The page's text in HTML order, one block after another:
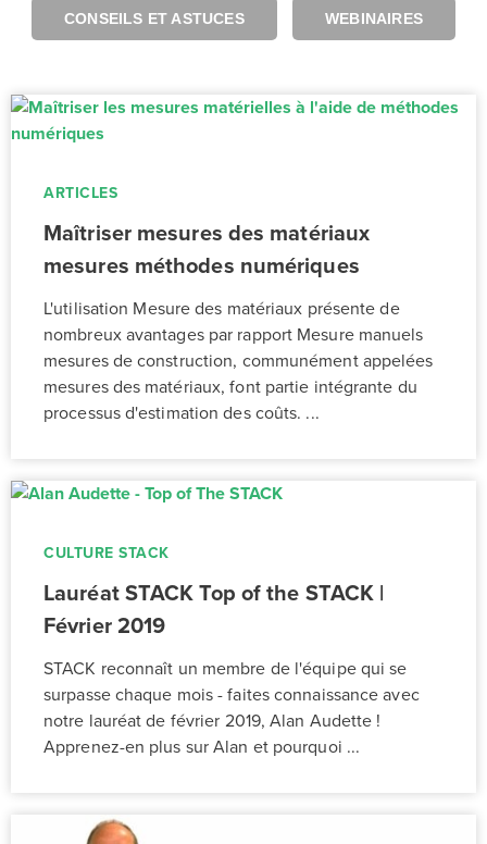
CONSEILS ET ASTUCES WEBINAIRES
ARTICLES
Maîtriser mesures des matériaux
mesures méthodes numériques
L'utilisation Mesure des matériaux présente de
nombreux avantages par rapport Mesure manuels
mesures de construction, communément appelées
mesures des matériaux, font partie intégrante du
processus d'estimation des coûts. ...
CULTURE STACK
Lauréat STACK Top of the STACK |
Février 2019
STACK reconnaît un membre de l'équipe qui se
surpasse chaque mois - faites connaissance avec
notre lauréat de février 2019, Alan Audette !
Apprenez-en plus sur Alan et pourquoi ...